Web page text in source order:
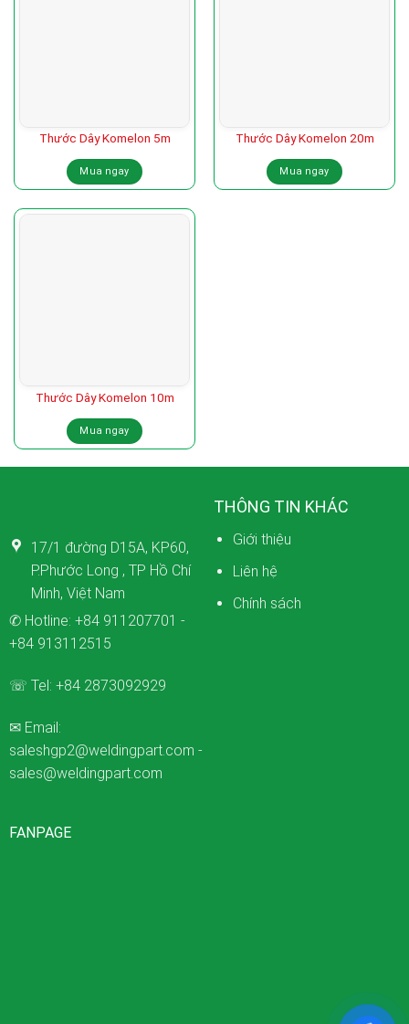
Thước Dây Komelon 5m
Mua ngay
Thước Dây Komelon 20m
Mua ngay
Thước Dây Komelon 10m
Mua ngay
17/1 đường D15A, KP60,
P.Phước Long , TP Hồ Chí
Minh, Việt Nam
✆ Hotline: +84 911207701 -
+84 913112515
☏ Tel: +84 2873092929
✉ Email:
saleshgp2@weldingpart.com -
sales@weldingpart.com
THÔNG TIN KHÁC
Giới thiệu
Liên hệ
Chính sách
FANPAGE